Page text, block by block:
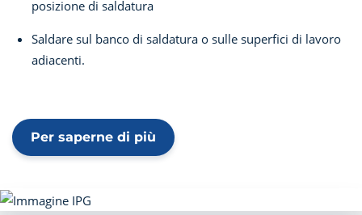
posizione di saldatura
Saldare sul banco di saldatura o sulle superfici di lavoro
adiacenti.
Per saperne di più